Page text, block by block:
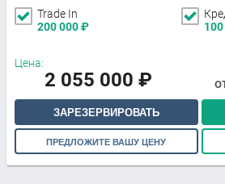
Trade In
200 000₽
Цена:
2 055 000 ₽
ЗАРЕЗЕРВИРОВАТЬ
ПРЕДЛОЖИТЕ ВАШУ ЦЕНУ